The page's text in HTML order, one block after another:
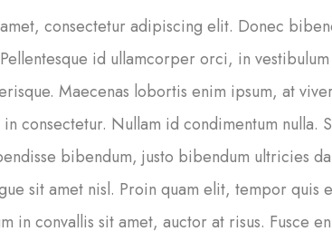
consectetur adipiscing elit. Donec
id ullamcorper orci, in
Maecenas lobortis enim ipsum, at
consectetur. Nullam id condimentum nulla.
bibendum, justo bibendum ultricies
sit amet nisl. Proin quam elit, tempor quis
in convallis sit amet, auctor at risus. Fusce